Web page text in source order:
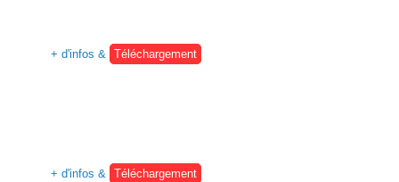
+ d'infos &
Téléchargement
+ d'infos & Téléchargement